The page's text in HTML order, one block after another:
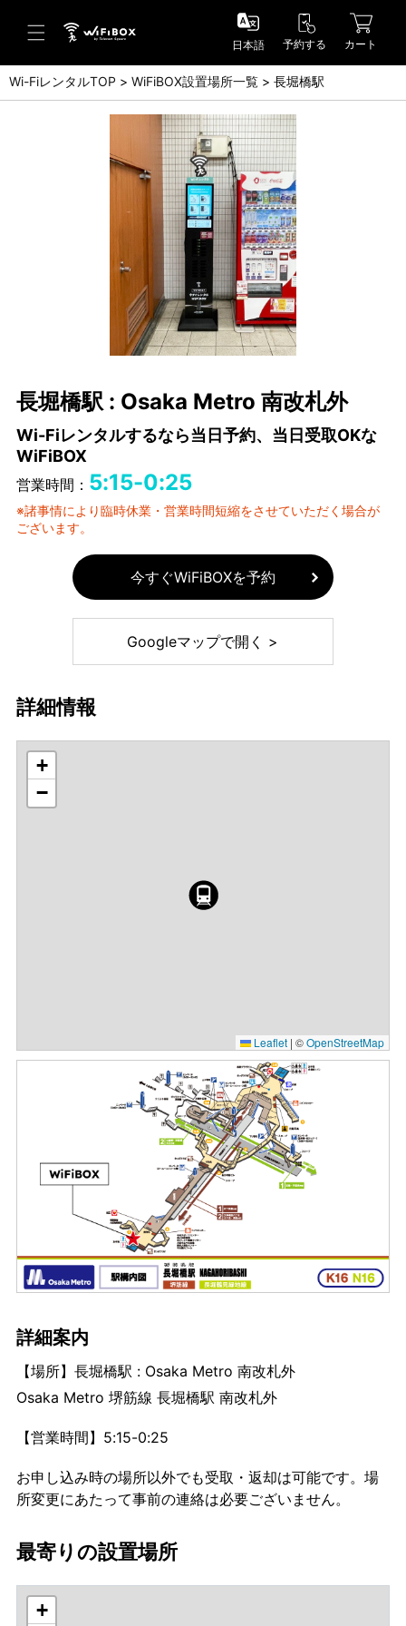
ヘルプ／お問い合わせ
ヘルプセンター(FAQ)(日本語)
Help Center(FAQ)(English)
お問い合わせ(日本語)
Inquiry(English)
日本語 予約する カート
Wi-FiレンタルTOP WiFiBOX設置場所一覧 長堀橋駅
長堀橋駅 : Osaka Metro 南改札外
Wi-Fiレンタルするなら当日予約、当日受取OKな
WiFiBOX
営業時間： 5:15-0:25
※諸事情により臨時休業・営業時間短縮をさせていただく場合が
ございます。
今すぐWiFiBOXを予約
Googleマップで開く >
詳細情報
+
−
Leaflet | ©OpenStreetMap
詳細案内
【場所】長堀橋駅 : Osaka Metro 南改札外
Osaka Metro 堺筋線 長堀橋駅 南改札外
【営業時間】5:15-0:25
お申し込み時の場所以外でも受取・返却は可能です。場
所変更にあたって事前の連絡は必要ございません。
最寄りの設置場所
+